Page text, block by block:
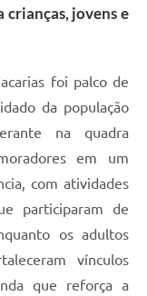
jovens e
foi palco de
da população
na quadra
em um
com atividades
participaram de
os adultos
vínculos
que reforça a